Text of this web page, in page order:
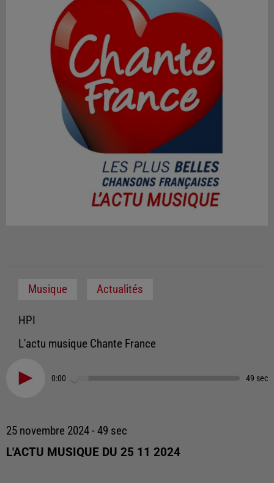
Musique Actualités
HPI
L'actu musique Chante France
0:00 49 sec
25 novembre 2024 - 49 sec
L'ACTU MUSIQUE DU 25 11 2024